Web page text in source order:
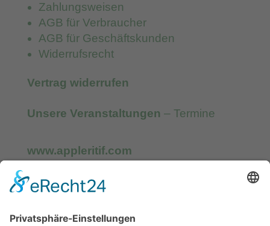
Zahlungsweisen
AGB für Verbraucher
AGB für Geschäftskunden
Widerrufsrecht
Vertrag widerrufen
Unsere Veranstaltungen – Termine
www.appleritif.com